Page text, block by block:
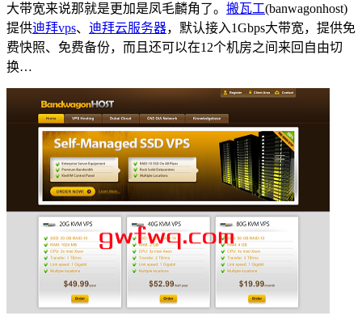
大带宽来说那就是更加是凤毛麟角了。 搬瓦工(banwagonhost)
提供迪拜vps、 迪拜云服务器，默认接入1Gbps大带宽，提供免
费快照、免费备份，而且还可以在12个机房之间来回自由切
换…